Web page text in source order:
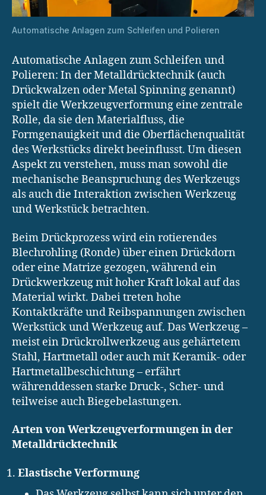
Automatische Anlagen zum Schleifen und Polieren
Automatische Anlagen zum Schleifen und
Polieren: In der Metalldrücktechnik (auch
Drückwalzen oder Metal Spinning genannt)
spielt die Werkzeugverformung eine zentrale
Rolle, da sie den Materialfluss, die
Formgenauigkeit und die Oberflächenqualität
des Werkstücks direkt beeinflusst. Um diesen
Aspekt zu verstehen, muss man sowohl die
mechanische Beanspruchung des Werkzeugs
als auch die Interaktion zwischen Werkzeug
und Werkstück betrachten.
Beim Drückprozess wird ein rotierendes
Blechrohling (Ronde) über einen Drückdorn
oder eine Matrize gezogen, während ein
Drückwerkzeug mit hoher Kraft lokal auf das
Material wirkt. Dabei treten hohe
Kontaktkräfte und Reibspannungen zwischen
Werkstück und Werkzeug auf. Das Werkzeug –
meist ein Drückrollwerkzeug aus gehärtetem
Stahl, Hartmetall oder auch mit Keramik- oder
Hartmetallbeschichtung – erfährt
währenddessen starke Druck-, Scher- und
teilweise auch Biegebelastungen.
Arten von Werkzeugverformungen in der
Metalldrücktechnik
Elastische Verformung